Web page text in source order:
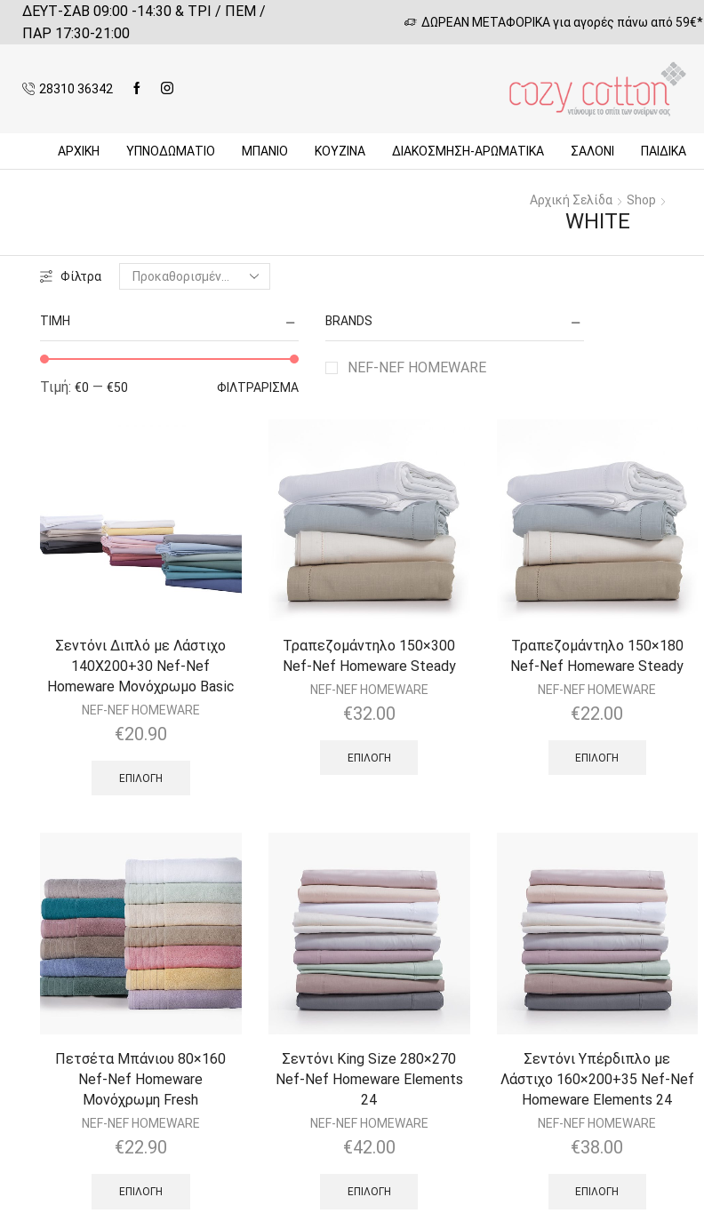
ΔΕΥΤ-ΣΑΒ 09:00 -14:30 & ΤΡΙ / ΠΕΜ /
ΠΑΡ 17:30-21:00
ΔΩΡΕΑΝ ΜΕΤΑΦΟΡΙΚΑ για αγορές πάνω από 59€*
28310 36342
ΑΡΧΙΚΉ ΥΠΝΟΔΩΜΑΤΙΟ ΜΠΆΝΙΟ ΚΟΥΖΊΝΑ ΔΙΑΚΟΣΜΗΣΗ-ΑΡΩΜΑΤΙΚΑ ΣΑΛΌΝΙ ΠΑΙΔΙΚΆ
Αρχική Σελίδα Shop
WHITE
Φίλτρα
ΤΙΜΉ
ΦΙΛΤΡΆΡΙΣΜΑ
Τιμή: €0 — €50
BRANDS
NEF-NEF HOMEWARE
Σεντόνι Διπλό με Λάστιχο
140Χ200+30 Nef-Nef
Homeware Μονόχρωμο Basic
NEF-NEF HOMEWARE
€20.90
ΕΠΙΛΟΓΉ
Τραπεζομάντηλο 150×300
Nef-Nef Homeware Steady
NEF-NEF HOMEWARE
€32.00
ΕΠΙΛΟΓΉ
Τραπεζομάντηλο 150×180
Nef-Nef Homeware Steady
NEF-NEF HOMEWARE
€22.00
ΕΠΙΛΟΓΉ
Πετσέτα Μπάνιου 80×160
Nef-Nef Homeware
Μονόχρωμη Fresh
NEF-NEF HOMEWARE
€22.90
ΕΠΙΛΟΓΉ
Σεντόνι King Size 280×270
Nef-Nef Homeware Elements
24
NEF-NEF HOMEWARE
€42.00
ΕΠΙΛΟΓΉ
Σεντόνι Υπέρδιπλο με
Λάστιχο 160×200+35 Nef-Nef
Homeware Elements 24
NEF-NEF HOMEWARE
€38.00
ΕΠΙΛΟΓΉ